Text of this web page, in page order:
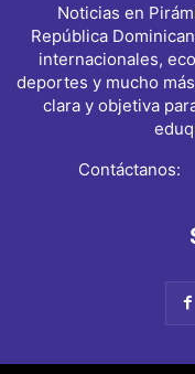
Noticias en
República
internacionales,
deportes y mucho
clara y objetiva
Contáctanos: